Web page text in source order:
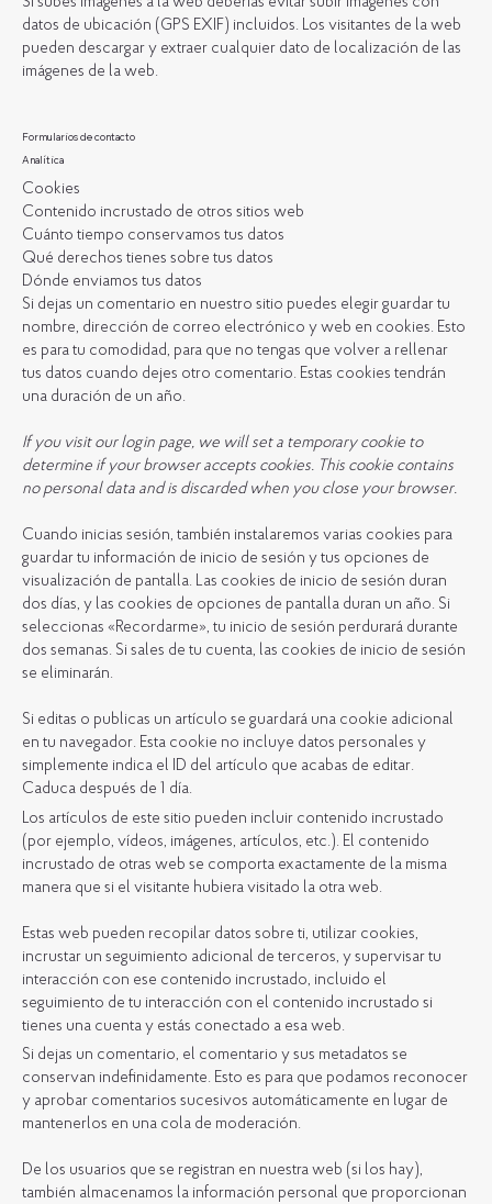
datos de ubicación (GPS EXIF) incluidos. Los visitantes de la web
pueden descargar y extraer cualquier dato de localización de las
imágenes de la web.
Formularios de contacto
Cookies
Si dejas un comentario en nuestro sitio puedes elegir guardar tu
nombre, dirección de correo electrónico y web en cookies. Esto
es para tu comodidad, para que no tengas que volver a rellenar
tus datos cuando dejes otro comentario. Estas cookies tendrán
una duración de un año.
If you visit our login page, we will set a temporary cookie to
determine if your browser accepts cookies. This cookie contains
no personal data and is discarded when you close your browser.
Cuando inicias sesión, también instalaremos varias cookies para
guardar tu información de inicio de sesión y tus opciones de
visualización de pantalla. Las cookies de inicio de sesión duran
dos días, y las cookies de opciones de pantalla duran un año. Si
seleccionas «Recordarme», tu inicio de sesión perdurará durante
dos semanas. Si sales de tu cuenta, las cookies de inicio de sesión
se eliminarán.
Si editas o publicas un artículo se guardará una cookie adicional
en tu navegador. Esta cookie no incluye datos personales y
simplemente indica el ID del artículo que acabas de editar.
Caduca después de 1 día.
Contenido incrustado de otros sitios web
Los artículos de este sitio pueden incluir contenido incrustado
(por ejemplo, vídeos, imágenes, artículos, etc.). El contenido
incrustado de otras web se comporta exactamente de la misma
manera que si el visitante hubiera visitado la otra web.
Estas web pueden recopilar datos sobre ti, utilizar cookies,
incrustar un seguimiento adicional de terceros, y supervisar tu
interacción con ese contenido incrustado, incluido el
seguimiento de tu interacción con el contenido incrustado si
tienes una cuenta y estás conectado a esa web.
Analítica
Cuánto tiempo conservamos tus datos
Si dejas un comentario, el comentario y sus metadatos se
conservan indefinidamente. Esto es para que podamos reconocer
y aprobar comentarios sucesivos automáticamente en lugar de
mantenerlos en una cola de moderación.
De los usuarios que se registran en nuestra web (si los hay),
también almacenamos la información personal que proporcionan
Qué derechos tienes sobre tus datos
Dónde enviamos tus datos